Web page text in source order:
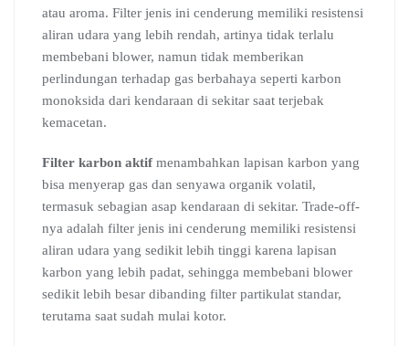
atau aroma. Filter jenis ini cenderung memiliki resistensi
aliran udara yang lebih rendah, artinya tidak terlalu
membebani blower, namun tidak memberikan
perlindungan terhadap gas berbahaya seperti karbon
monoksida dari kendaraan di sekitar saat terjebak
kemacetan.
Filter karbon aktif menambahkan lapisan karbon yang
bisa menyerap gas dan senyawa organik volatil,
termasuk sebagian asap kendaraan di sekitar. Trade-off-
nya adalah filter jenis ini cenderung memiliki resistensi
aliran udara yang sedikit lebih tinggi karena lapisan
karbon yang lebih padat, sehingga membebani blower
sedikit lebih besar dibanding filter partikulat standar,
terutama saat sudah mulai kotor.